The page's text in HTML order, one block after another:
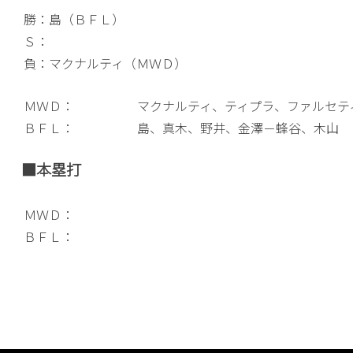
勝：島（ＢＦＬ）
Ｓ：
負：マクナルティ（ＭＷＤ）
ＭＷＤ：
マクナルティ、ティプラ、ファルセ
ＢＦＬ：
島、真木、野井、金澤－蜂谷、木山
■本塁打
ＭＷＤ：
ＢＦＬ：